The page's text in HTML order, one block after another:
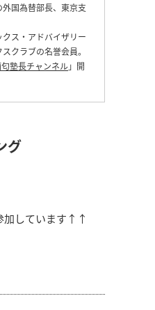
国為替部長、東京支
ス・アドバイザリー
クラブの名誉会員。
塾長チャンネル」開
グ
加しています↑↑